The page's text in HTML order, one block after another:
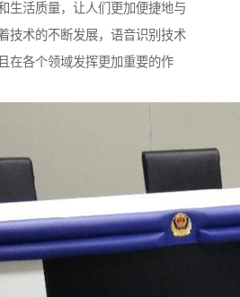
生活质量，让人们更加便捷地与
技术的不断发展，语音识别技术
在各个领域发挥更加重要的作